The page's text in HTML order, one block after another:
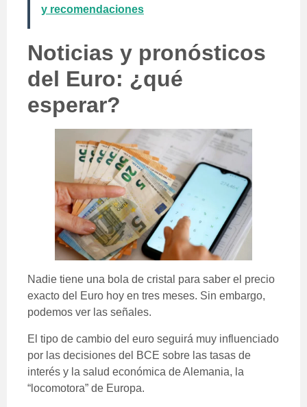
y recomendaciones
Noticias y pronósticos
del Euro: ¿qué
esperar?
Nadie tiene una bola de cristal para saber el precio
exacto del Euro hoy en tres meses. Sin embargo,
podemos ver las señales.
El tipo de cambio del euro seguirá muy influenciado
por las decisiones del BCE sobre las tasas de
interés y la salud económica de Alemania, la
“locomotora” de Europa.